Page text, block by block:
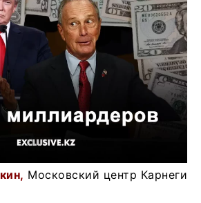
Московский центр Карнеги